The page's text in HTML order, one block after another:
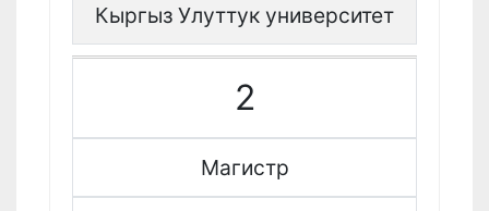
Кыргыз Улуттук университет
2
Магистр